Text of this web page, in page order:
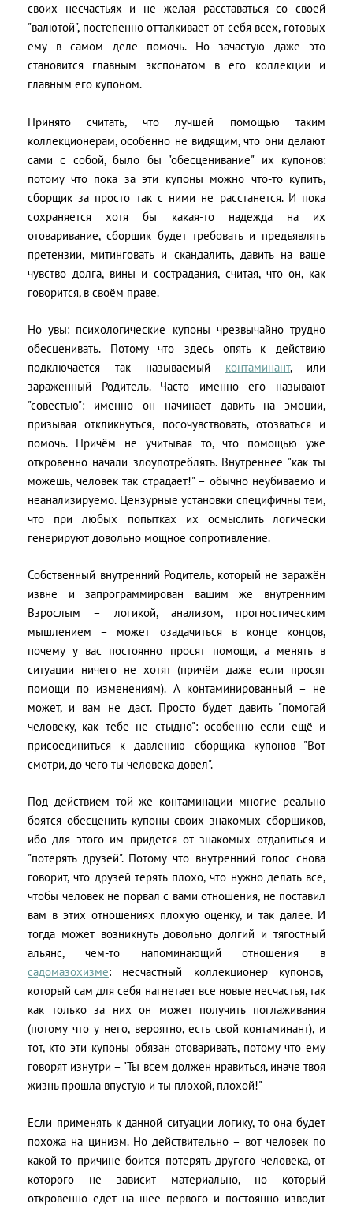
своих несчастьях и не желая расставаться со своей
"валютой", постепенно отталкивает от себя всех, готовых
ему в самом деле помочь. Но зачастую даже это
становится главным экспонатом в его коллекции и
главным его купоном.
Принято считать, что лучшей помощью таким
коллекционерам, особенно не видящим, что они делают
сами с собой, было бы "обесценивание" их купонов:
потому что пока за эти купоны можно что-то купить,
сборщик за просто так с ними не расстанется. И пока
сохраняется хотя бы какая-то надежда на их
отоваривание, сборщик будет требовать и предъявлять
претензии, митинговать и скандалить, давить на ваше
чувство долга, вины и сострадания, считая, что он, как
говорится, в своём праве.
Но увы: психологические купоны чрезвычайно трудно
обесценивать. Потому что здесь опять к действию
подключается так называемый контаминант, или
заражённый Родитель. Часто именно его называют
"совестью": именно он начинает давить на эмоции,
призывая откликнуться, посочувствовать, отозваться и
помочь. Причём не учитывая то, что помощью уже
откровенно начали злоупотреблять. Внутреннее "как ты
можешь, человек так страдает!" – обычно неубиваемо и
неанализируемо. Цензурные установки специфичны тем,
что при любых попытках их осмыслить логически
генерируют довольно мощное сопротивление.
Собственный внутренний Родитель, который не заражён
извне и запрограммирован вашим же внутренним
Взрослым – логикой, анализом, прогностическим
мышлением – может озадачиться в конце концов,
почему у вас постоянно просят помощи, а менять в
ситуации ничего не хотят (причём даже если просят
помощи по изменениям). А контаминированный – не
может, и вам не даст. Просто будет давить "помогай
человеку, как тебе не стыдно": особенно если ещё и
присоединиться к давлению сборщика купонов "Вот
смотри, до чего ты человека довёл".
Под действием той же контаминации многие реально
боятся обесценить купоны своих знакомых сборщиков,
ибо для этого им придётся от знакомых отдалиться и
"потерять друзей". Потому что внутренний голос снова
говорит, что друзей терять плохо, что нужно делать все,
чтобы человек не порвал с вами отношения, не поставил
вам в этих отношениях плохую оценку, и так далее. И
тогда может возникнуть довольно долгий и тягостный
альянс, чем-то напоминающий отношения в
садомазохизме: несчастный коллекционер купонов,
который сам для себя нагнетает все новые несчастья, так
как только за них он может получить поглаживания
(потому что у него, вероятно, есть свой контаминант), и
тот, кто эти купоны обязан отоваривать, потому что ему
говорят изнутри – "Ты всем должен нравиться, иначе твоя
жизнь прошла впустую и ты плохой, плохой!"
Если применять к данной ситуации логику, то она будет
похожа на цинизм. Но действительно – вот человек по
какой-то причине боится потерять другого человека, от
которого не зависит материально, но который
откровенно едет на шее первого и постоянно изводит